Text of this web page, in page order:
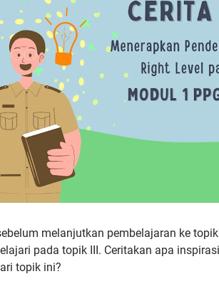
melanjutkan pembelajaran ke
pada topik III. Ceritakan apa
topik ini?